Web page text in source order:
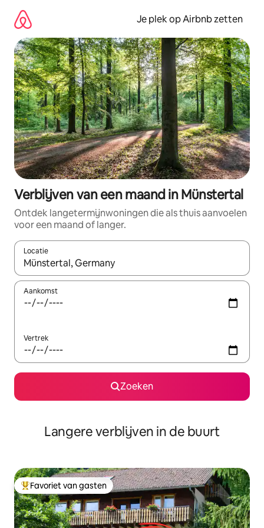
direct
naar
inhoud
Je plek op Airbnb zetten
Verblijven van een maand in Münstertal
Ontdek langetermijnwoningen die als thuis aanvoelen
voor een maand of langer.
Locatie
Wanneer er resultaten beschikbaar zijn, maak je een keuze
Aankomst
Vertrek
Zoeken
Langere verblijven in de buurt
Topfavoriet van gasten
Favoriet van gasten